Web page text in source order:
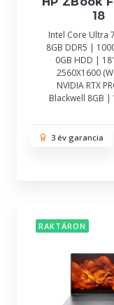
18
Intel Core Ultra
8GB DDR5 |
0GB HDD |
2560X1600
NVIDIA RTX
Blackwell 8GB |
3 év garancia
RAKTÁRON